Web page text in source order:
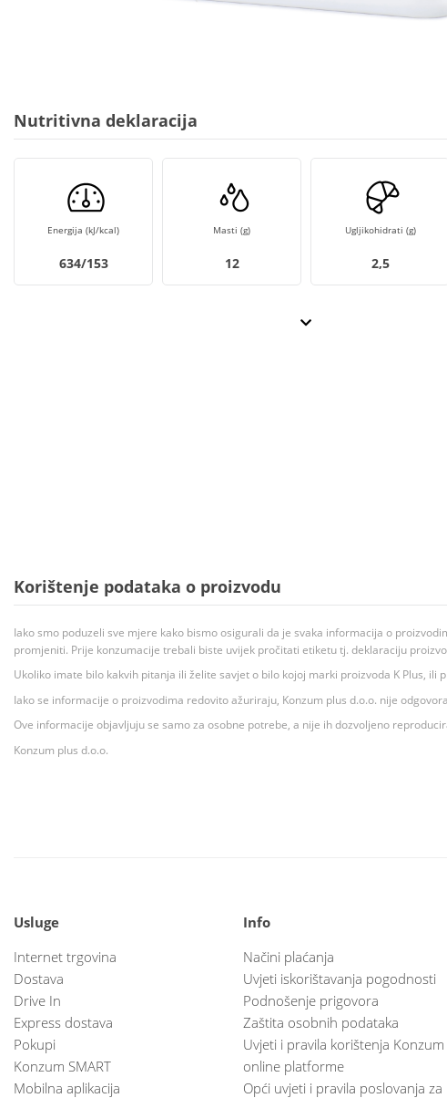
Nutritivna deklaracija
Energija (kJ/kcal)
634/153
Masti (g)
12
Ugljikohidrati (g)
2,5
Korištenje podataka o proizvodu
Iako smo poduzeli sve mjere kako bismo osigurali da je svaka informacija o
promjeniti. Prije konzumacije trebali biste uvijek pročitati etiketu tj. deklaraciju
Ukoliko imate bilo kakvih pitanja ili želite savjet o bilo kojoj marki proizvoda K Plus,
Iako se informacije o proizvodima redovito ažuriraju, Konzum plus d.o.o. nije
Ove informacije objavljuju se samo za osobne potrebe, a nije ih dozvoljeno
Konzum plus d.o.o.
Usluge
Internet trgovina
Dostava
Drive In
Express dostava
Pokupi
Konzum SMART
Mobilna aplikacija
Info
Načini plaćanja
Uvjeti iskorištavanja pogodnosti
Podnošenje prigovora
Zaštita osobnih podataka
Uvjeti i pravila korištenja Konzum
online platforme
Opći uvjeti i pravila poslovanja za